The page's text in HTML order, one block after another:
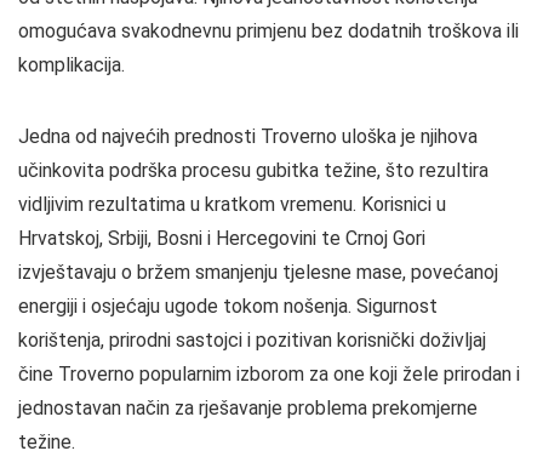
omogućava svakodnevnu primjenu bez dodatnih troškova ili
komplikacija.
Jedna od najvećih prednosti Troverno uloška je njihova
učinkovita podrška procesu gubitka težine, što rezultira
vidljivim rezultatima u kratkom vremenu. Korisnici u
Hrvatskoj, Srbiji, Bosni i Hercegovini te Crnoj Gori
izvještavaju o bržem smanjenju tjelesne mase, povećanoj
energiji i osjećaju ugode tokom nošenja. Sigurnost
korištenja, prirodni sastojci i pozitivan korisnički doživljaj
čine Troverno popularnim izborom za one koji žele prirodan i
jednostavan način za rješavanje problema prekomjerne
težine.